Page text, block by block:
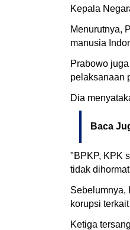
Kepala
Menurutnya,
manusia
Prabowo
pelaksanaan
Dia
Baca
"BPKP, KPK
tidak
Sebelumnya,
korupsi
Ketiga